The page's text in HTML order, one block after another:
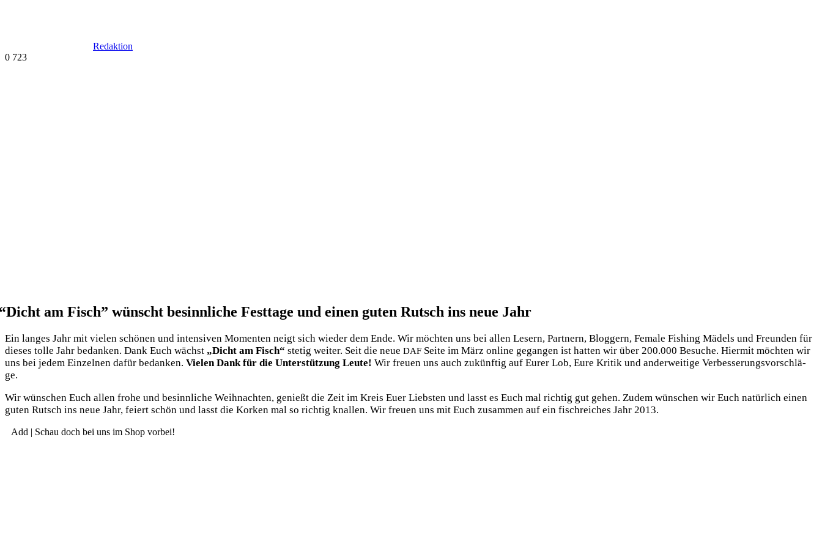
Redaktion
0 723
Dicht am Fisch” wünscht besinnliche Festtage und einen guten Rutsch ins neue Jahr
Ein lan­ges Jahr mit vie­len schö­nen und inten­si­ven Momen­ten neigt sich wie­der dem Ende. Wir möch­ten uns bei allen Lesern, Part­nern, Blog­gern, Fema­le Fishing Mädels und Freun­den für
die­ses tol­le Jahr bedan­ken. Dank Euch wächst „Dicht am Fisch“ ste­tig wei­ter. Seit die neue DAF Sei­te im März online gegan­gen ist hat­ten wir über 200.000 Besu­che. Hier­mit möch­ten wir
uns bei jedem Ein­zel­nen dafür bedan­ken. Vie­len Dank für die Unter­stüt­zung Leu­te! Wir freu­en uns auch zukünf­tig auf Eurer Lob, Eure Kri­tik und ander­wei­ti­ge Ver­bes­se­rungs­vor­schlä­
ge.
Wir wün­schen Euch allen fro­he und besinn­li­che Weih­nach­ten, genießt die Zeit im Kreis Euer Liebs­ten und lasst es Euch mal rich­tig gut gehen. Zudem wün­schen wir Euch natür­lich einen
guten Rutsch ins neue Jahr, fei­ert schön und lasst die Kor­ken mal so rich­tig knal­len. Wir freu­en uns mit Euch zusam­men auf ein fisch­rei­ches Jahr 2013.
Add | Schau doch bei uns im Shop vorbei!